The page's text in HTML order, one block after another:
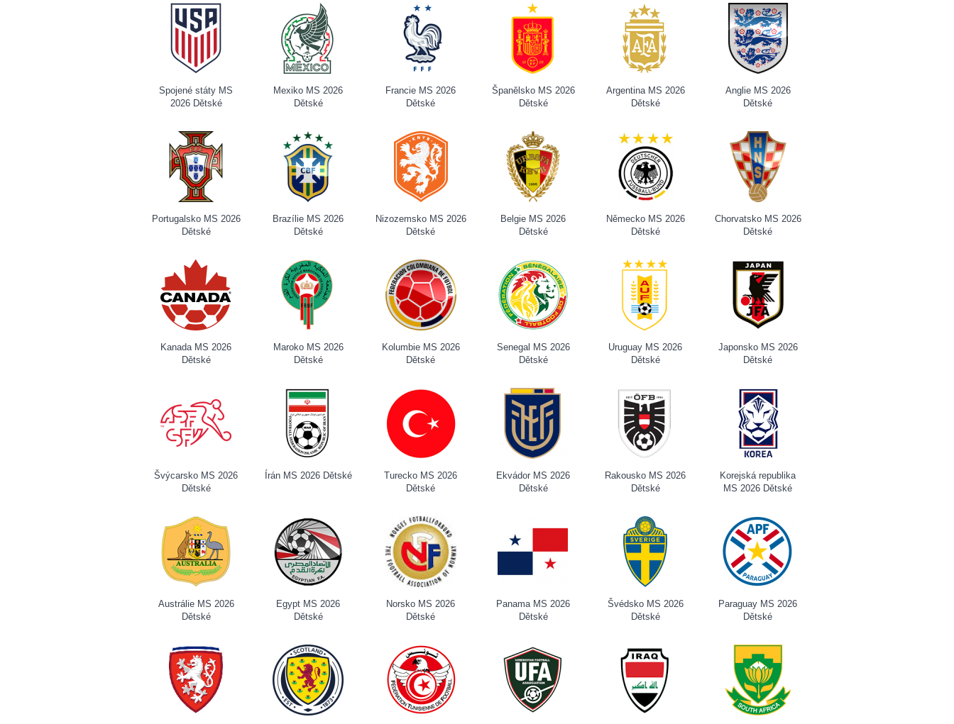
Spojené státy MS
2026 Dětské
Mexiko MS 2026
Dětské
Francie MS 2026
Dětské
Španělsko MS 2026
Dětské
Argentina MS 2026
Dětské
Anglie MS 2026
Dětské
Portugalsko MS 2026
Dětské
Brazílie MS 2026
Dětské
Nizozemsko MS 2026
Dětské
Belgie MS 2026
Dětské
Německo MS 2026
Dětské
Chorvatsko MS 2026
Dětské
Kanada MS 2026
Dětské
Maroko MS 2026
Dětské
Kolumbie MS 2026
Dětské
Senegal MS 2026
Dětské
Uruguay MS 2026
Dětské
Japonsko MS 2026
Dětské
Švýcarsko MS 2026
Dětské
Írán MS 2026 Dětské
Turecko MS 2026
Dětské
Ekvádor MS 2026
Dětské
Rakousko MS 2026
Dětské
Korejská republika
MS 2026 Dětské
Austrálie MS 2026
Dětské
Egypt MS 2026
Dětské
Norsko MS 2026
Dětské
Panama MS 2026
Dětské
Švédsko MS 2026
Dětské
Paraguay MS 2026
Dětské